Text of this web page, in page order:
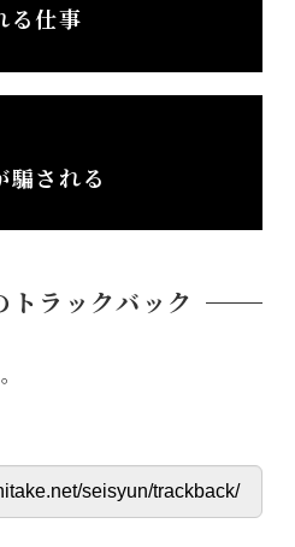
る仕事
騙される
トラックバック